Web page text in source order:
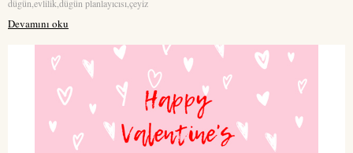
dügün,evlilik,dügün planlayıcısı,çeyiz
Devamını oku